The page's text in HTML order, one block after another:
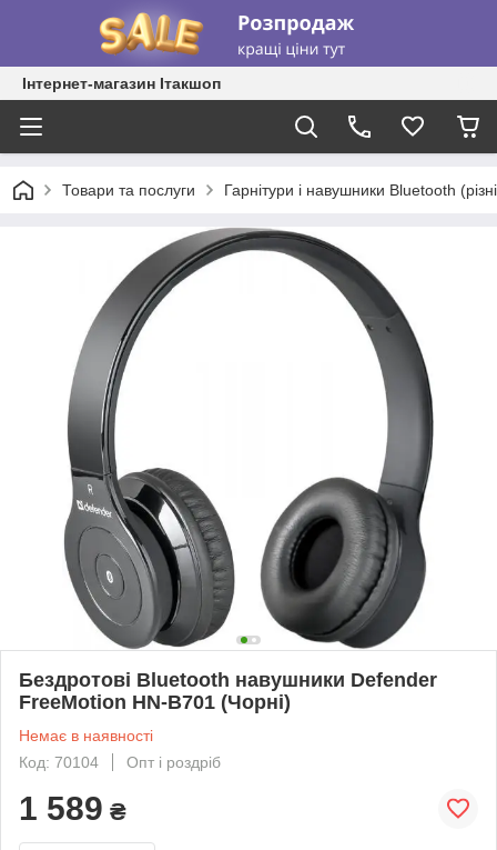
Інтернет-магазин Ітакшоп
Товари та послуги Гарнітури і навушники Bluetooth
Бездротові Bluetooth навушники Defender
FreeMotion HN-B701 (Чорні)
Немає в наявності
Код: 70104
Опт і роздріб
1 589 ₴